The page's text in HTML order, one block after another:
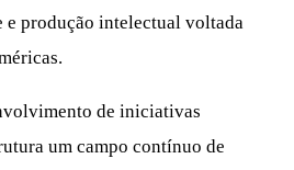
e produção intelectual voltada
de iniciativas
um campo contínuo de